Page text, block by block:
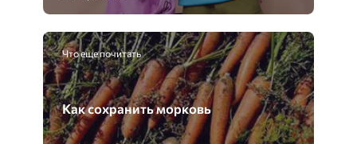
Что еще почитать
Как сохранить морковь